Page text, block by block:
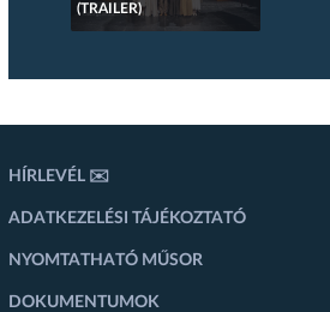
(TRAILER)
HÍRLEVÉL ✉️
ADATKEZELÉSI TÁJÉKOZTATÓ
NYOMTATHATÓ MŰSOR
DOKUMENTUMOK